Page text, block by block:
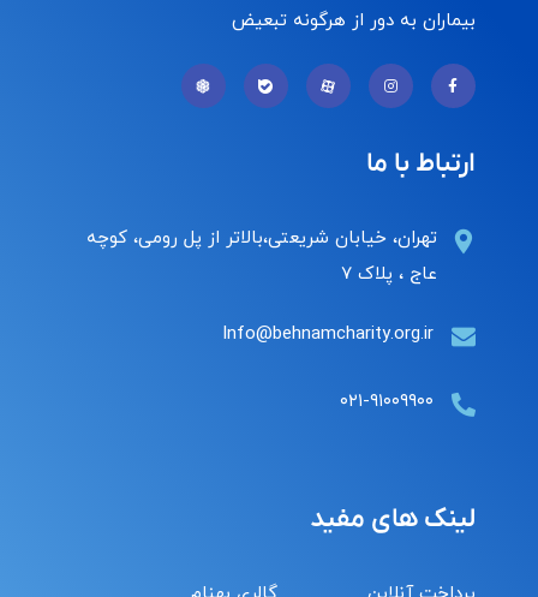
بیماران به دور از هرگونه تبعیض
ارتباط با ما
تهران، خیابان شریعتی،بالاتر از پل رومی، کوچه
عاج ، پلاک ۷
Info@behnamcharity.org.ir
۰۲۱-۹۱۰۰۹۹۰۰
لینک های مفید